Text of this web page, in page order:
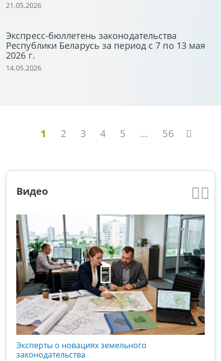
21.05.2026
Экспресс-бюллетень законодательства
Республики Беларусь за период с 7 по 13 мая
2026 г.
14.05.2026
1 2 3 4 5 ... 56
Видео
Эксперты о новациях земельного
законодательства